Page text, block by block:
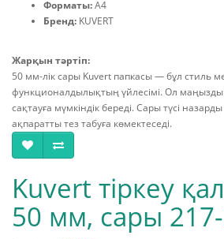
Форматы:А4
Бренд: KUVERT
Жарқын тәртіп:
50 мм-лік сары Kuvert папкасы — бұл стиль
функционалдылықтың үйлесімі. Ол
сақтауға мүмкіндік береді. Сары түсі
ақпаратты тез табуға көмектеседі.
Kuvert тіркеу
50 мм, сары